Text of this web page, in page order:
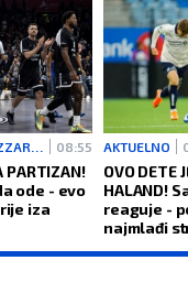
08:55
PARTIZAN!
ode - evo
iza
AKTUELNO
OVO DETE
HALAND!
reaguje -
najmlađi